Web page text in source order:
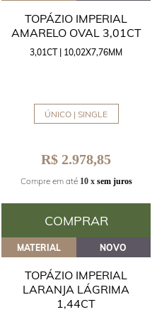
TOPÁZIO IMPERIAL
AMARELO OVAL 3,01CT
3,01CT | 10,02X7,76MM
ÚNICO | SINGLE
R$ 2.978,85
Compre em até 10 x sem juros
COMPRAR
MATERIAL NOVO
TOPÁZIO IMPERIAL
LARANJA LÁGRIMA
1,44CT